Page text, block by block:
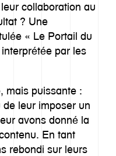
collaboration au
? Une
« Le Portail du
par les
mais puissante :
leur imposer un
avons donné la
En tant
rebondi sur leurs